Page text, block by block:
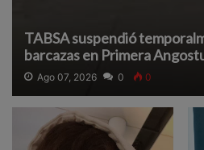
TABSA suspendió
barcazas en Primera
densa neblina que reduce la
navegación segura.
Ago 07, 2026 0 0